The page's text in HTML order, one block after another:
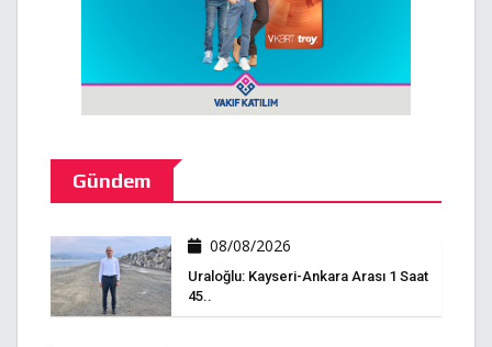
Gündem
08/08/2026
Uraloğlu: Kayseri-Ankara Arası 1 Saat
45..